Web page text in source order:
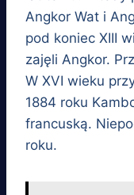
Angkor Wat i
pod koniec XIII
zajęli Angkor.
W XVI wieku
1884 roku
francuską.
roku.